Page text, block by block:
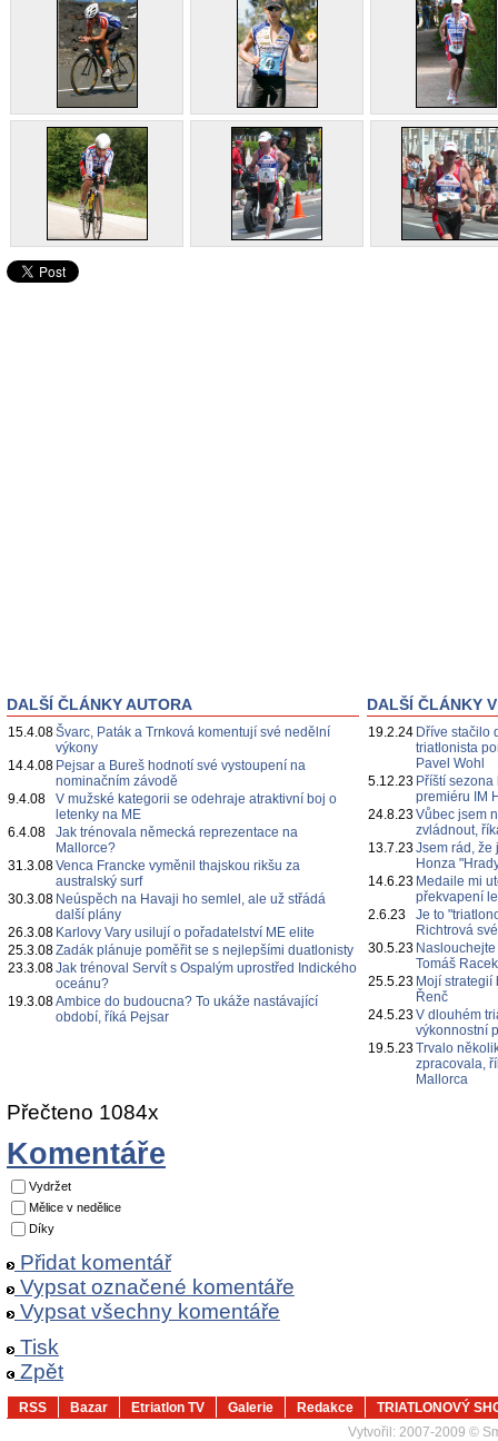
DALŠÍ ČLÁNKY AUTORA
15.4.08Švarc, Paták a Trnková komentují své nedělní
výkony
14.4.08 Pejsar a Bureš hodnotí své vystoupení na
nominačním závodě
9.4.08
V mužské kategorii se odehraje atraktivní boj o
letenky na ME
6.4.08
Jak trénovala německá reprezentace na
Mallorce?
31.3.08Venca Francke vyměnil thajskou rikšu za
australský surf
30.3.08 Neúspěch na Havaji ho semlel, ale už střádá
další plány
26.3.08 Karlovy Vary usilují o pořadatelství ME elite
25.3.08Zadák plánuje poměřit se s nejlepšími duatlonisty
23.3.08Jak trénoval Servít s Ospalým uprostřed Indického
oceánu?
19.3.08Ambice do budoucna? To ukáže nastávající
období, říká Pejsar
DALŠÍ ČLÁNKY
19.2.24 Dříve stačilo
triatlonista
Pavel Wohl
5.12.23 Příští
premiéru IM
24.8.23Vůbec jsem
zvládnout,
13.7.23Jsem rád, že
Honza
14.6.23 Medaile mi
překvapení
2.6.23
Je to
Richtrová
30.5.23
Tomáš Racek
25.5.23 Mojí strategií
Řenč
24.5.23V dlouhém
výkonnostní
19.5.23Trvalo
zpracovala,
Mallorca
Přečteno 1084x
Komentáře
Vydržet
Mělice v nedělice
Díky
Přidat komentář
Vypsat označené komentáře
Vypsat všechny komentáře
Tisk
Zpět
RSS Bazar Etriatlon TV Galerie Redakce
TRIATLONOVÝ
Vytvořil: 2007-2009 ©